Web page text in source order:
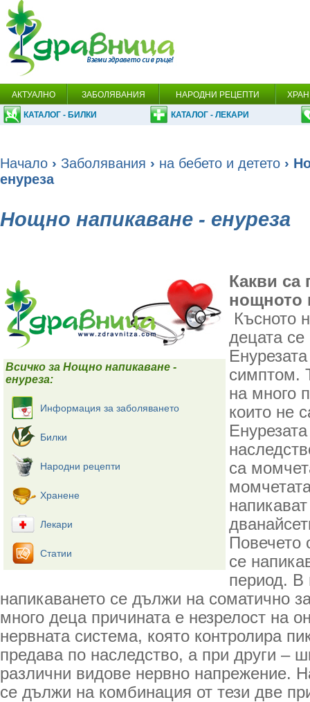
АКТУАЛНО ЗАБОЛЯВАНИЯ НАРОДНИ РЕЦЕПТИ
КАТАЛОГ - БИЛКИ КАТАЛОГ - ЛЕКАРИ
Начало › Заболявания › на бебето и детето ›
енуреза
Нощно напикаване - енуреза
Всичко за Нощно напикаване -
енуреза:
Информация за заболяването
Билки
Народни рецепти
Хранене
Лекари
Статии
Какви са
нощното
Късното
децата се
симптом.
на много
които не
са
Повечето
се
период. В
напикаването се дължи на соматично
много деца причината е незрелост на
нервната система, която контролира
предава по наследство, а при други –
различни видове нервно напрежение.
се дължи на комбинация от тези две